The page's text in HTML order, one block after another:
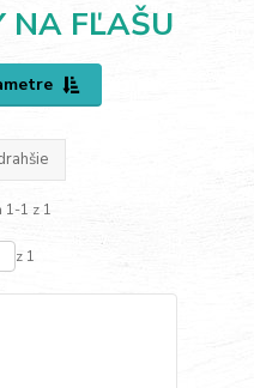
NA FĽAŠU
1-1 z 1
z 1